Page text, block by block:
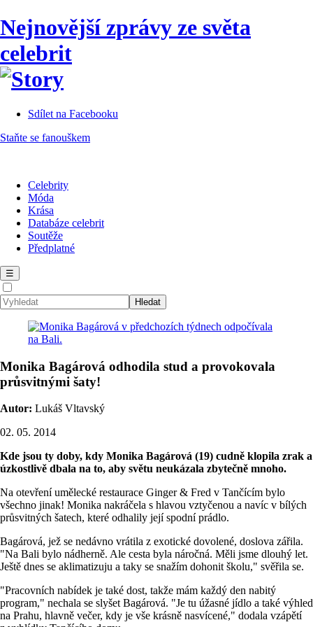
Nejnovější zprávy ze světa
celebrit
Sdílet na Facebooku
Staňte se fanouškem
Celebrity
Móda
Krása
Databáze celebrit
Soutěže
Předplatné
☰
Monika Bagárová odhodila stud a provokovala
průsvitnými šaty!
Autor: Lukáš Vltavský
02. 05. 2014
Kde jsou ty doby, kdy Monika Bagárová (19) cudně klopila zrak a
úzkostlivě dbala na to, aby světu neukázala zbytečně mnoho.
Na otevření umělecké restaurace Ginger & Fred v Tančícím bylo
všechno jinak! Monika nakráčela s hlavou vztyčenou a navíc v bílých
průsvitných šatech, které odhalily její spodní prádlo.
Bagárová, jež se nedávno vrátila z exotické dovolené, doslova zářila.
"Na Bali bylo nádherně. Ale cesta byla náročná. Měli jsme dlouhý let.
Ještě dnes se aklimatizuju a taky se snažím dohonit školu," svěřila se.
"Pracovních nabídek je také dost, takže mám každý den nabitý
program," nechala se slyšet Bagárová. "Je tu úžasné jídlo a také výhled
na Prahu, hlavně večer, kdy je vše krásně nasvícené," dodala vzápětí